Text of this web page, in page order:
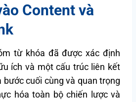
Content và
từ khóa đã được xác định
ích và một cấu trúc liên kết
bước cuối cùng và quan trọng
hóa toàn bộ chiến lược và